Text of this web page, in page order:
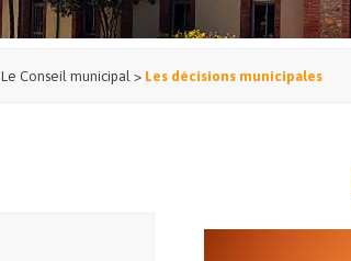
Le Conseil municipal > Les décisions municipales